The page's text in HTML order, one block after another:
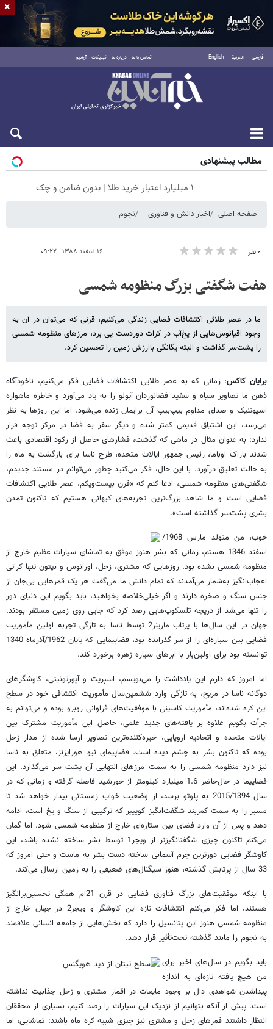
فارسی العربية English تماس با ما درباره ما تبلیغات آرشیو
جمعه ۱۶ مرداد ۱۴۰۵
مطالب پیشنهادی
۱ میلیارد اعتبار خرید طلا | بدون ضامن و چک
صفحه اصلی اخبار دانش و فناوری نجوم
۰ نفر ۱۶ اسفند ۱۳۸۸ - ۰۹:۲۲
هفت شگفتی بزرگ منظومه شمسی
ما در عصر طلائی اکتشافات فضایی زندگی می‌کنیم، قرنی که می‌توان در آن به
وجود اقیانوس‌هایی از یخ‌آب در کرات دور‌دست پی برد، مرزهای منظومه شمسی
را پشت‌سر گذاشت و البته یگانگی با‌ارزش زمین را تحسین کرد.
برایان کاکس: زمانی که به عصر طلایی اکتشافات فضایی فکر می‌کنیم، ناخودآگاه
ذهن ما تصاویر سیاه و سفید فضانوردان آپولو را به یاد می‌آورد و خاطره ماهواره
اسپوتنیک و صدای مداوم بیپ‌بیپ آن برایمان زنده می‌شود. اما این روزها به نظر
می‌رسد، این اشتیاق قدیمی کمتر شده و دیگر سفر به فضا در مرکز توجه قرار
ندارد: به عنوان مثال در ماهی که گذشت، فشارهای حاصل از رکود اقتصادی باعث
شدند باراک اوباما، رئیس جمهور ایالات متحده، طرح ناسا برای بازگشت به ماه را
به حالت تعلیق درآورد. با این حال، فکر می‌کنید چطور می‌توانم در مستند جدیدم،
شگفتی‌های منظومه شمسی، ادعا کنم که «قرن بیست‌و‌یکم، عصر طلایی اکتشافات
فضایی است و ما شاهد بزرگ‌ترین تجربه‌های کیهانی هستیم که تاکنون تمدن
بشری پشت‌سر گذاشته است».
خوب، من متولد مارس 1968/
اسفند 1346 هستم، زمانی که بشر هنوز موفق به تماشای سیارات عظیم خارج از
منظومه شمسی نشده بود. روزهایی که مشتری، زحل، اورانوس و نپتون تنها کراتی
اعجاب‌انگیز به‌شمار می‌آمدند که تمام دانش ما می‌گفت هر یک قمرهایی بی‌جان از
جنس سنگ و صخره دارند و اگر خیلی‌خلاصه بخواهید، باید بگویم این دنیای دور
را تنها می‌شد از دریچه تلسکوپ‌هایی رصد کرد که جایی روی زمین مستقر بودند.
جهان در این سال‌ها با پرتاب مارینر2 توسط ناسا به تازگی تجربه اولین مأموریت
فضایی بین سیاره‌ای را از سر گذرانده بود، فضاپیمایی که پایان 1962/آذرماه 1340
توانسته بود برای اولین‌بار با ابرهای سیاره زهره برخورد کند.
اما امروز که دارم این یادداشت را می‌نویسم، اسپریت و آپورتونیتی، کاوشگرهای
دوگانه ناسا در مریخ، به تازگی وارد ششمین‌سال مأموریت اکتشافی خود در سطح
این کره شده‌اند، مأموریت کاسینی با موفقیت‌های فراوانی روبرو بوده و می‌توانم به
جرأت بگویم علاوه بر یافته‌های جدید علمی، حاصل این مأموریت مشترک بین
ایالات متحده و اتحادیه اروپایی، خیره‌کننده‌ترین تصاویر ارسا شده از مدار زحل
بوده که تاکنون بشر به چشم دیده است. فضاپیمای نیو هورایزنز، متعلق به ناسا
نیز دارد منظومه شمسی را به سمت مرزهای انتهایی آن پشت سر می‌گذارد. این
فضاپیما در حال‌حاضر 1.6 میلیارد کیلومتر از خورشید فاصله گرفته و زمانی که در
سال 2015/1394 به پلوتو برسد، از وضعیت خواب زمستانی بیدار خواهد شد تا
مسیر را به سمت کمربند شگفت‌انگیز کوییپر که ترکیبی از سنگ و یخ است، ادامه
دهد و پس از آن وارد فضای بین ستاره‌ای خارج از منظومه شمسی شود. اما گمان
می‌کنم تاکنون چیزی شگفتانگیزتر از ویجر1 توسط بشر ساخته نشده باشد، این
کاوشگر فضایی دورترین جرم آسمانی ساخته دست بشر به ماست و حتی امروز که
33 سال از پرتابش گذشته، هنوز سیگنال‌‌های ضعیفی را به زمین ارسال می‌کند.
با اینکه موفقیت‌های بزرگ فناوری فضایی در قرن 21ام همگی تحسین‌برانگیز
هستند، اما فکر می‌کنم اکتشافات تازه این کاوشگر و ویجر2 در جهان خارج از
منظومه شمسی هنوز این پتانسیل را دارد که بخش‌‌هایی از جامعه انسانی علاقمند
به نجوم را مانند گذشته تحت‌تأثیر قرار دهد.
باید بگویم در سال‌های اخیر برای
من هیچ یافته تازه‌ای به اندازه
پیدا‌شدن شواهدی دال بر وجود مایعات در اقمار مشتری و زحل جذابیت نداشته
است. پیش از آنکه بتوانیم از نزدیک این سیارات را رصد کنیم، بسیاری از محققان
انتظار داشتند قمرهای زحل و مشتری نیز چیزی شبیه کره ماه باشند: تماشایی، اما
×